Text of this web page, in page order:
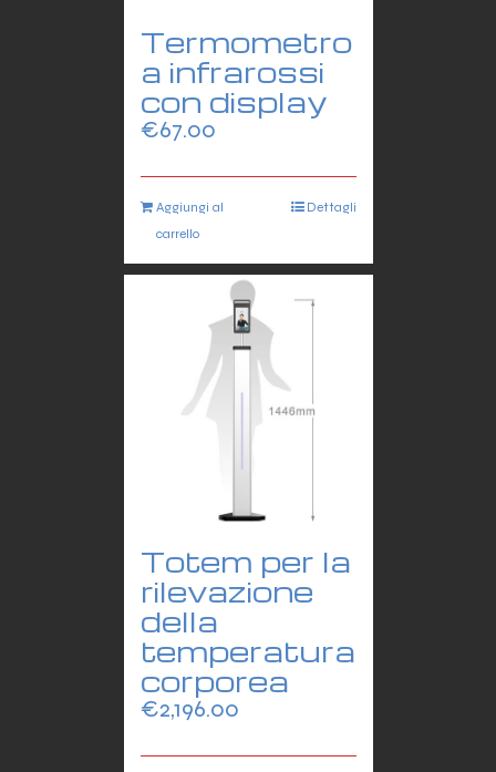
Termometro
a infrarossi
con display
€67.00
Aggiungi al
carrello
Dettagli
Totem per la
rilevazione
della
temperatura
corporea
€2,196.00